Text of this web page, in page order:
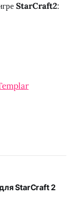
StarCraft2:
StarCraft 2